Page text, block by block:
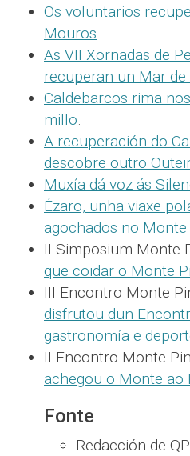
Os voluntarios
Mouros.
As VII Xornadas de
recuperan un Mar
Caldebarcos rima
millo.
A recuperación do
descobre outro
Muxía dá voz ás
Ézaro, unha viaxe
agochados no
II Simposium Monte
que coidar o Monte
III Encontro Monte
disfrutou dun
gastronomía e
II Encontro Monte
achegou o Monte ao
Fonte
Redacción de